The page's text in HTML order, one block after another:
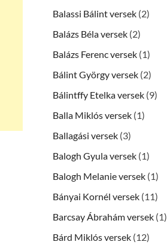
Balassi Bálint versek (2)
Balázs Béla versek (2)
Balázs Ferenc versek (1)
Bálint György versek (2)
Bálintffy Etelka versek (9)
Balla Miklós versek (1)
Ballagási versek (3)
Balogh Gyula versek (1)
Balogh Melanie versek (1)
Bányai Kornél versek (11)
Barcsay Ábrahám versek (1)
Bárd Miklós versek (12)